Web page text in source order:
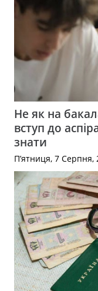
Не як на
вступ до
знати
П’ятниця, 7 Серпня,